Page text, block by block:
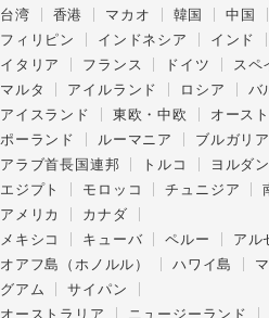
台湾 香港 マカオ 韓国 中国
フィリピン
インドネシア インド
イタリア フランス ドイツ スペ
マルタ
アイルランド ロシア バ
アイスランド
東欧・中欧 オース
ポーランド
ルーマニア
ブルガリア
アラブ首長国連邦 トルコ ヨルダン
エジプト モロッコ チュニジア
アメリカ
カナダ
メキシコ キューバ ペルー アル
オアフ島（ホノルル） ハワイ島
グアム
サイパン
オーストラリア ニュージーランド